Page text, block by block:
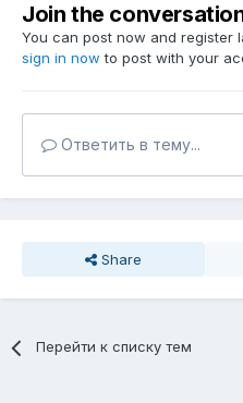
Join the
You can post now and register
sign in now to post with your
Ответить в тему...
Share
Перейти к списку тем